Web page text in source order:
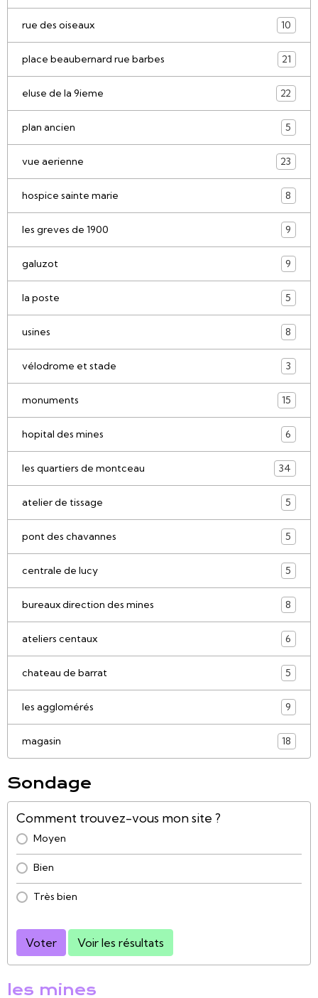
rue des oiseaux 10
place beaubernard rue barbes 21
eluse de la 9ieme 22
plan ancien 5
vue aerienne 23
hospice sainte marie 8
les greves de 1900 9
galuzot 9
la poste 5
usines 8
vélodrome et stade 3
monuments 15
hopital des mines 6
les quartiers de montceau 34
atelier de tissage 5
pont des chavannes 5
centrale de lucy 5
bureaux direction des mines 8
ateliers centaux 6
chateau de barrat 5
les agglomérés 9
magasin 18
Sondage
Comment trouvez-vous mon site ?
Moyen
Bien
Très bien
Voter Voir les résultats
les mines